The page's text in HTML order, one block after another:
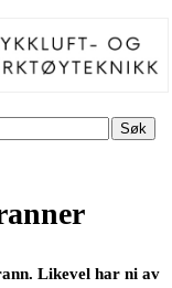
Søk
Likevel har ni av